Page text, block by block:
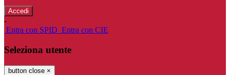
-
Entra con SPID Entra con CIE
Seleziona utente
button close ×